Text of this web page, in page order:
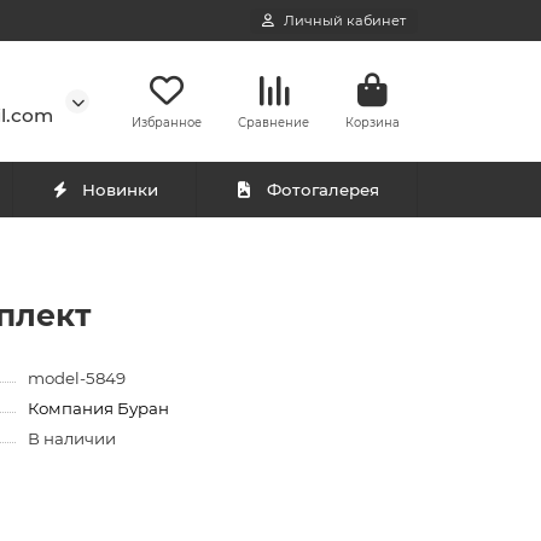
Личный кабинет
Избранное Сравнение Корзина
Новинки Фотогалерея
model-5849
Компания Буран
В наличии